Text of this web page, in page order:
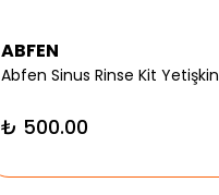
ABFEN
Abfen Sinus Rinse Kit Yetişkin
₺ 500.00